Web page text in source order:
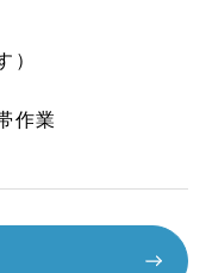
）
作業